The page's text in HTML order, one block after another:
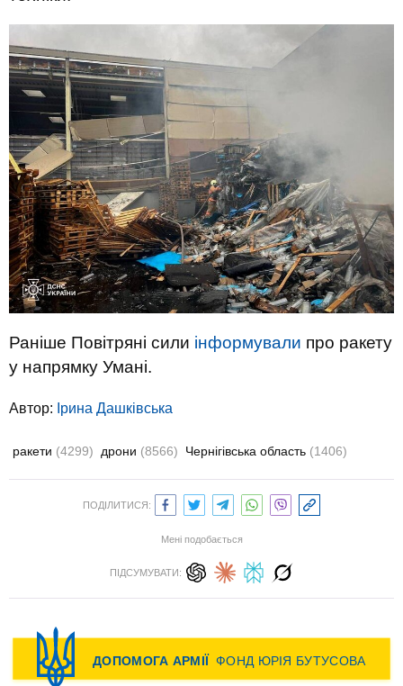
Раніше Повітряні сили інформували про ракету
у напрямку Умані.
Автор: Ірина Дашківська
ракети (4299) дрони (8566) Чернігівська область (1406)
ПОДІЛИТИСЯ:
Мені подобається
ПІДСУМУВАТИ: